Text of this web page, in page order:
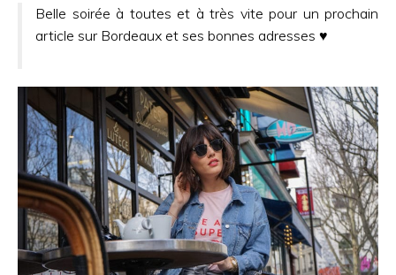
Belle soirée à toutes et à très vite pour un prochain
article sur Bordeaux et ses bonnes adresses ♥